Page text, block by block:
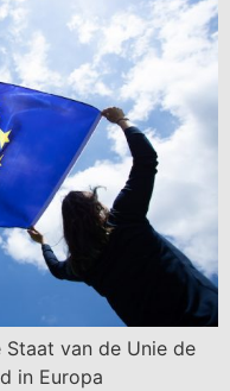
van de Unie de
in Europa